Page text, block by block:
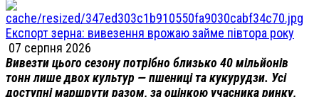
Експорт зерна: вивезення врожаю займе півтора року
07 серпня 2026
Вивезти цього сезону потрібно близько 40 мільйонів
тонн лише двох культур — пшениці та кукурудзи. Усі
доступні маршрути разом, за оцінкою учасника ринку,